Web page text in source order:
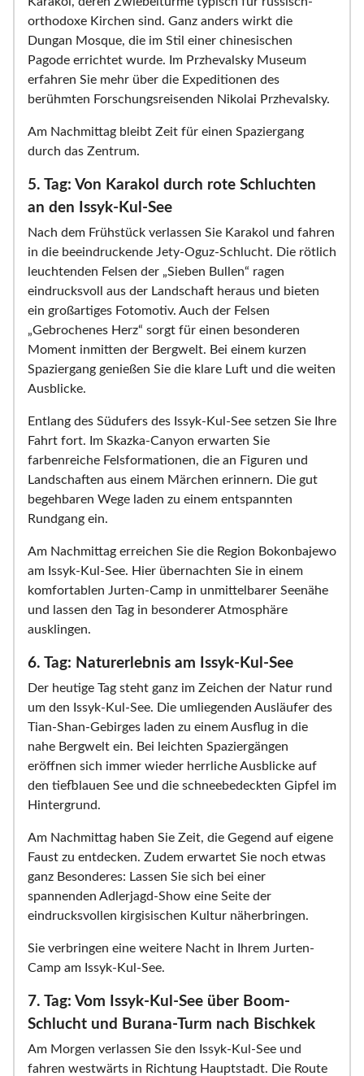
orthodoxe Kirchen sind. Ganz anders wirkt die
Dungan Mosque, die im Stil einer chinesischen
Pagode errichtet wurde. Im Przhevalsky Museum
erfahren Sie mehr über die Expeditionen des
berühmten Forschungsreisenden Nikolai Przhevalsky.
Am Nachmittag bleibt Zeit für einen Spaziergang
durch das Zentrum.
5. Tag: Von Karakol durch rote Schluchten
an den Issyk-Kul-See
Nach dem Frühstück verlassen Sie Karakol und fahren
in die beeindruckende Jety-Oguz-Schlucht. Die rötlich
leuchtenden Felsen der „Sieben Bullen“ ragen
eindrucksvoll aus der Landschaft heraus und bieten
ein großartiges Fotomotiv. Auch der Felsen
„Gebrochenes Herz“ sorgt für einen besonderen
Moment inmitten der Bergwelt. Bei einem kurzen
Spaziergang genießen Sie die klare Luft und die weiten
Ausblicke.
Entlang des Südufers des Issyk-Kul-See setzen Sie Ihre
Fahrt fort. Im Skazka-Canyon erwarten Sie
farbenreiche Felsformationen, die an Figuren und
Landschaften aus einem Märchen erinnern. Die gut
begehbaren Wege laden zu einem entspannten
Rundgang ein.
Am Nachmittag erreichen Sie die Region Bokonbajewo
am Issyk-Kul-See. Hier übernachten Sie in einem
komfortablen Jurten-Camp in unmittelbarer Seenähe
und lassen den Tag in besonderer Atmosphäre
ausklingen.
6. Tag: Naturerlebnis am Issyk-Kul-See
Der heutige Tag steht ganz im Zeichen der Natur rund
um den Issyk-Kul-See. Die umliegenden Ausläufer des
Tian-Shan-Gebirges laden zu einem Ausflug in die
nahe Bergwelt ein. Bei leichten Spaziergängen
eröffnen sich immer wieder herrliche Ausblicke auf
den tiefblauen See und die schneebedeckten Gipfel im
Hintergrund.
Am Nachmittag haben Sie Zeit, die Gegend auf eigene
Faust zu entdecken. Zudem erwartet Sie noch etwas
ganz Besonderes: Lassen Sie sich bei einer
spannenden Adlerjagd-Show eine Seite der
eindrucksvollen kirgisischen Kultur näherbringen.
Sie verbringen eine weitere Nacht in Ihrem Jurten-
Camp am Issyk-Kul-See.
7. Tag: Vom Issyk-Kul-See über Boom-
Schlucht und Burana-Turm nach Bischkek
Am Morgen verlassen Sie den Issyk-Kul-See und
fahren westwärts in Richtung Hauptstadt. Die Route